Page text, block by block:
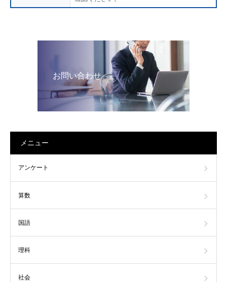
お問い合わせ
メニュー
アンケート
算数
国語
理科
社会